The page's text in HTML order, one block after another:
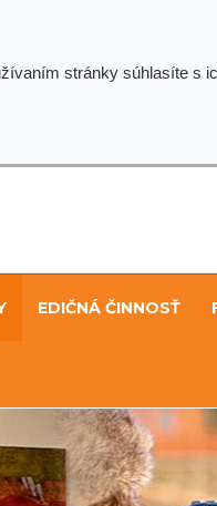
stránky súhlasíte s
EDIČNÁ ČINNOSŤ